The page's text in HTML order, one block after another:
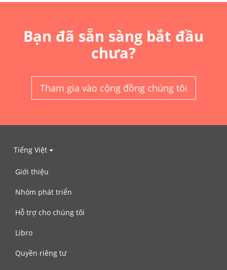
Bạn đã sẵn sàng bắt đầu
chưa?
Tham gia vào cộng đồng chúng tôi
Tiếng Việt
Giới thiệu
Nhóm phát triển
Hỗ trợ cho chúng tôi
Libro
Quyền riêng tư